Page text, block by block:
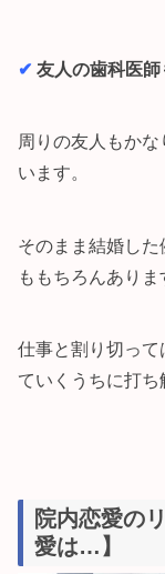
✔︎ 友人の歯科医
周りの友人もか
います。
そのまま結婚し
ももちろんありま
仕事と割り切って
ていくうちに打ち
院内恋愛の
愛は…】